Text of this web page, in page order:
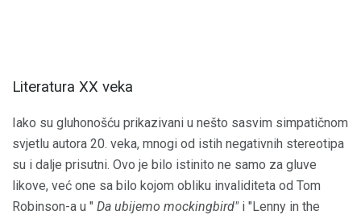
Literatura XX veka
Iako su gluhonošću prikazivani u nešto sasvim simpatičnom
svjetlu autora 20. veka, mnogi od istih negativnih stereotipa
su i dalje prisutni. Ovo je bilo istinito ne samo za gluve
likove, već one sa bilo kojom obliku invaliditeta od Tom
Robinson-a u " Da ubijemo mockingbird"i "Lenny in the